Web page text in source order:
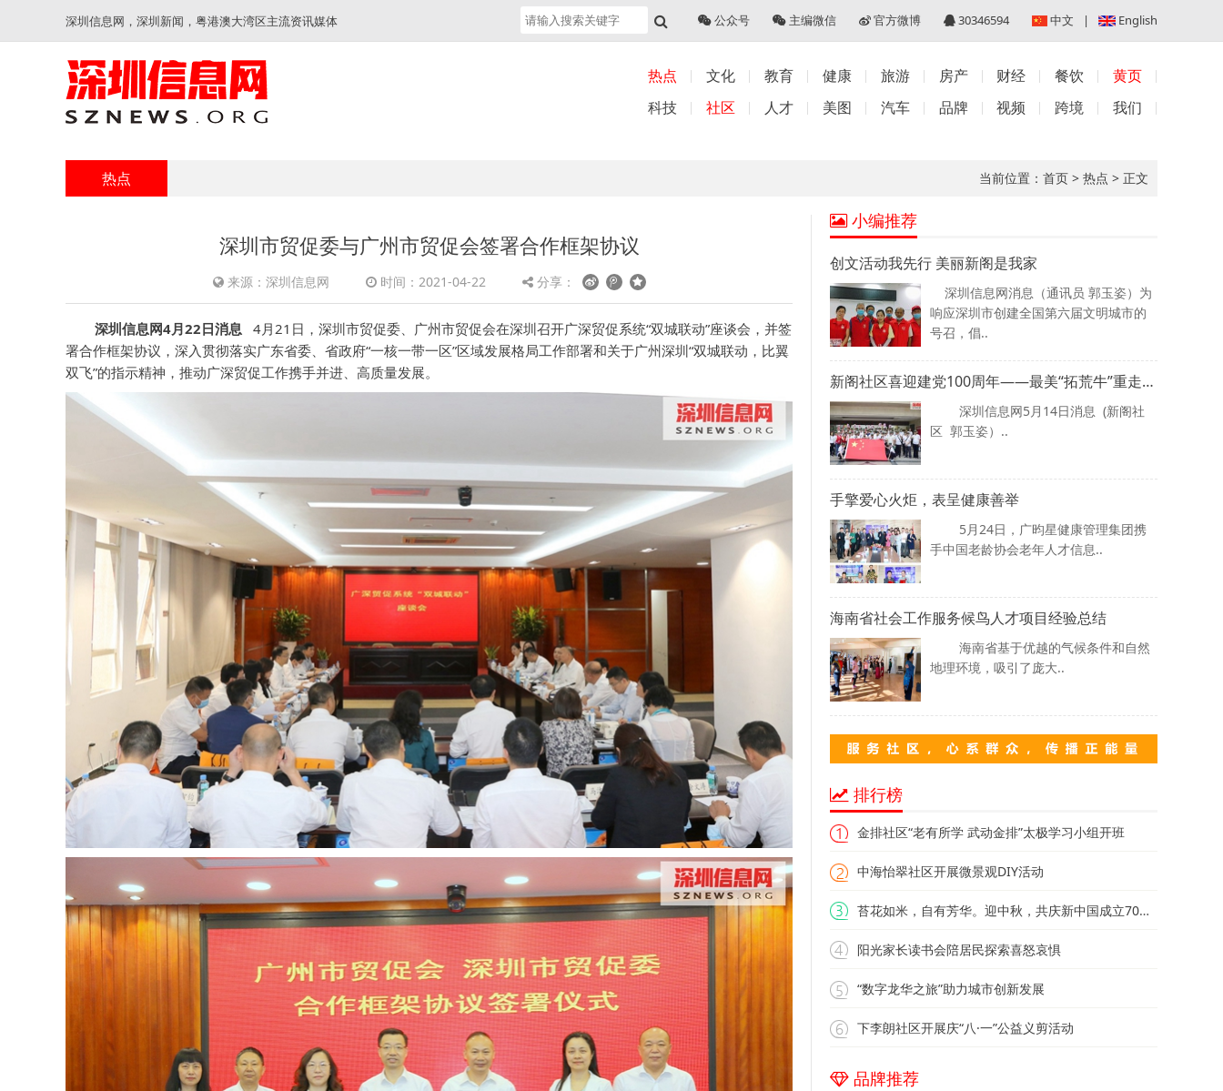
中文 | English
30346594
官方微博
主编微信
公众号
深圳信息网，深圳新闻，粤港澳大湾区主流资讯媒体
热点 文化 教育 健康 旅游 房产 财经 餐饮
黄页
科技
社区 人才 美图 汽车 品牌 视频 跨境 我们
热点 当前位置： 首页 > 热点 > 正文
深圳市贸促委与广州市贸促会签署合作框架协议
来源：深圳信息网 时间：2021-04-22 分享：
深圳信息网4月22日消息 4月21日，深圳市贸促委、广州市贸促会在深圳召开广深贸促系统“双城联动”座谈会，并签
署合作框架协议，深入贯彻落实广东省委、省政府“一核一带一区”区域发展格局工作部署和关于广州深圳“双城联动，比翼
双飞”的指示精神，推动广深贸促工作携手并进、高质量发展。
小编推荐
创文活动我先行 美丽新阁是我家
深圳信息网消息（通讯员 郭玉姿）为
响应深圳市创建全国第六届文明城市的
号召，倡..
新阁社区喜迎建党100周年——最美“拓荒牛”重走之旅
深圳信息网5月14日消息 (新阁社
区 郭玉姿）..
手擎爱心火炬，表呈健康善举
5月24日，广昀星健康管理集团携
手中国老龄协会老年人才信息..
海南省社会工作服务候鸟人才项目经验总结
海南省基于优越的气候条件和自然
地理环境，吸引了庞大..
排行榜
金排社区“老有所学 武动金排”太极学习小组开班
中海怡翠社区开展微景观DIY活动
苔花如米，自有芳华。迎中秋，共庆新中国成立70周年
阳光家长读书会陪居民探索喜怒哀惧
“数字龙华之旅”助力城市创新发展
下李朗社区开展庆“八·一”公益义剪活动
品牌推荐